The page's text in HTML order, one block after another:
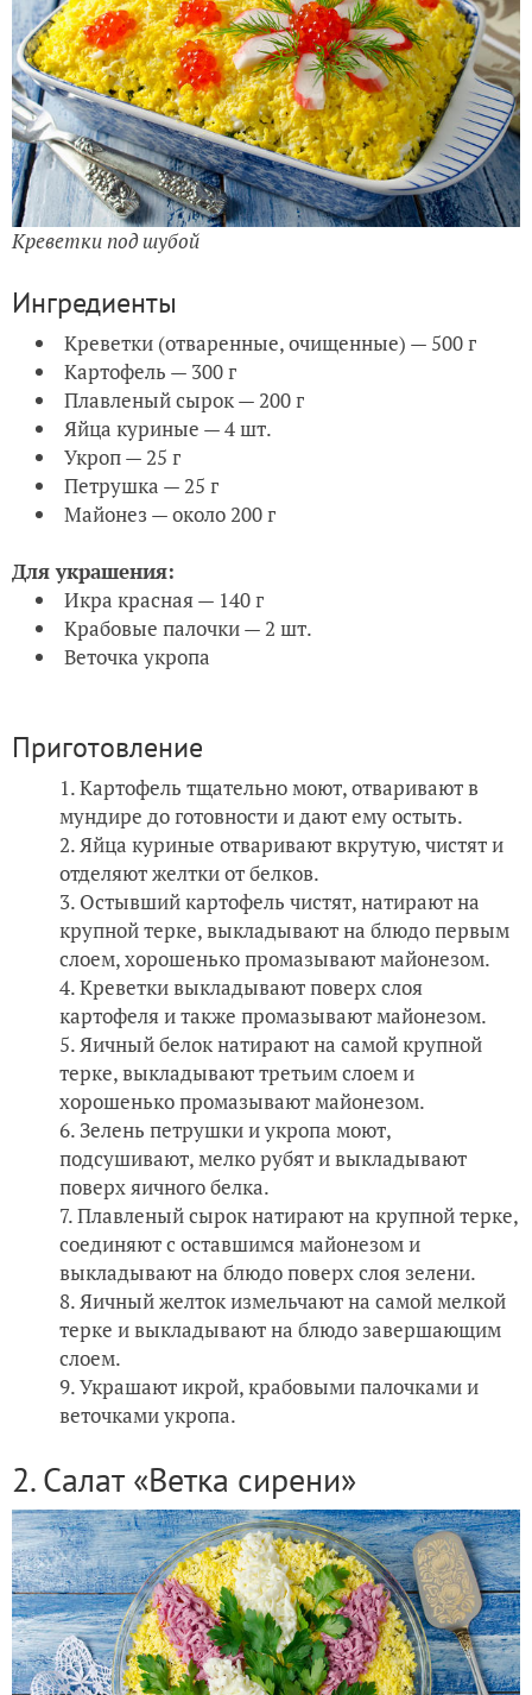
Креветки под шубой
Ингредиенты
Креветки (отваренные, очищенные) — 500 г
Картофель — 300 г
Плавленый сырок — 200 г
Яйца куриные — 4 шт.
Укроп — 25 г
Петрушка — 25 г
Майонез — около 200 г
Для украшения:
Икра красная — 140 г
Крабовые палочки — 2 шт.
Веточка укропа
Приготовление
Картофель тщательно моют, отваривают в
мундире до готовности и дают ему остыть.
Яйца куриные отваривают вкрутую, чистят и
отделяют желтки от белков.
Остывший картофель чистят, натирают на
крупной терке, выкладывают на блюдо первым
слоем, хорошенько промазывают майонезом.
Креветки выкладывают поверх слоя
картофеля и также промазывают майонезом.
Яичный белок натирают на самой крупной
терке, выкладывают третьим слоем и
хорошенько промазывают майонезом.
Зелень петрушки и укропа моют,
подсушивают, мелко рубят и выкладывают
поверх яичного белка.
Плавленый сырок натирают на крупной терке,
соединяют с оставшимся майонезом и
выкладывают на блюдо поверх слоя зелени.
Яичный желток измельчают на самой мелкой
терке и выкладывают на блюдо завершающим
слоем.
Украшают икрой, крабовыми палочками и
веточками укропа.
2. Салат «Ветка сирени»